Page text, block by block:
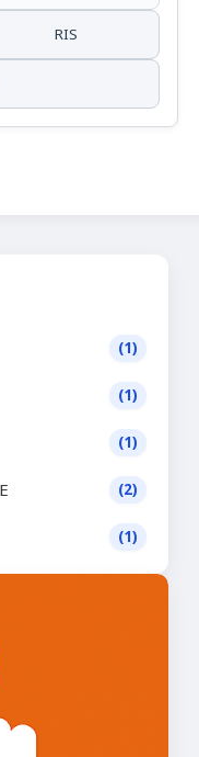
RIS
(1)
(1)
(1)
(2)
(1)